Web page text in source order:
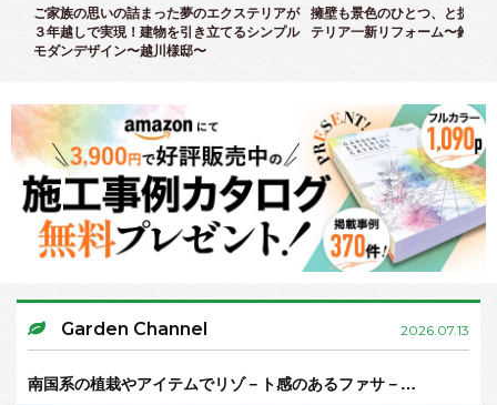
ご家族の思いの詰まった夢のエクステリアが
３年越しで実現！建物を引き立てるシンプル
モダンデザイン〜越川様邸〜
擁壁も景色のひとつ、と捉え
テリア一新リフォーム〜鈴木
Garden Channel 2026.07.13
南国系の植栽やアイテムでリゾ－ト感のあるファサ－…